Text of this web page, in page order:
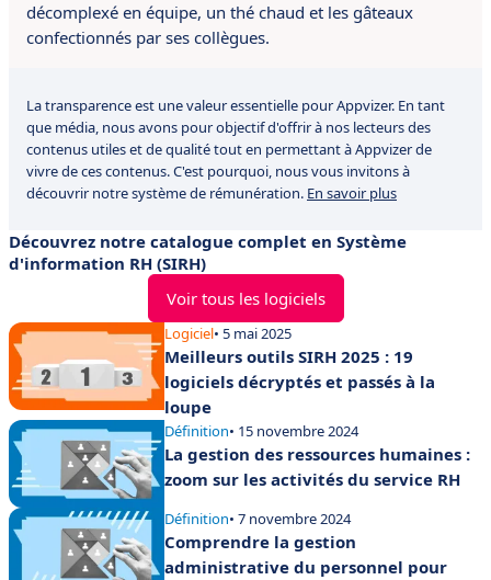
décomplexé en équipe, un thé chaud et les gâteaux
confectionnés par ses collègues.
La transparence est une valeur essentielle pour Appvizer. En tant
que média, nous avons pour objectif d'offrir à nos lecteurs des
contenus utiles et de qualité tout en permettant à Appvizer de
vivre de ces contenus. C'est pourquoi, nous vous invitons à
découvrir notre système de rémunération. En savoir plus
Découvrez notre catalogue complet en Système
d'information RH (SIRH)
Voir tous les logiciels
Logiciel• 5 mai 2025
Meilleurs outils SIRH 2025 : 19
logiciels décryptés et passés à la
loupe
Définition• 15 novembre 2024
La gestion des ressources humaines :
zoom sur les activités du service RH
Définition• 7 novembre 2024
Comprendre la gestion
administrative du personnel pour